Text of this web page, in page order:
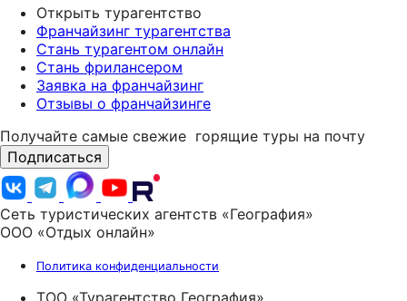
Открыть турагентство
Франчайзинг турагентства
Стань турагентом онлайн
Стань фрилансером
Заявка на франчайзинг
Отзывы о франчайзинге
Получайте самые свежие горящие туры на почту
Подписаться
Сеть туристических агентств «География»
ООО «Отдых онлайн»
Политика конфиденциальности